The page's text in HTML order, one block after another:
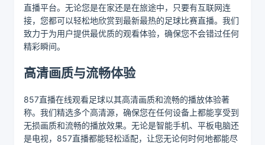
直播平台。无论您是在家还是在旅途中，只要有互联网连
接，您都可以轻松地欣赏到最新最热的足球比赛直播。我们
致力于为用户提供最优质的观看体验，确保您不会错过任何
精彩瞬间。
高清画质与流畅体验
857直播在线观看足球以其高清画质和流畅的播放体验著
称。我们精选多个高清源，确保您在任何设备上都能享受到
无损画质和流畅的播放效果。无论是智能手机、平板电脑还
是电视，857直播都能轻松适配，让您无论何时何地都能尽